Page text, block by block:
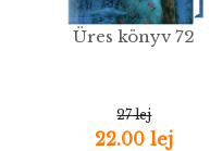
Üres könyv 72
27 lej
22.00 lej